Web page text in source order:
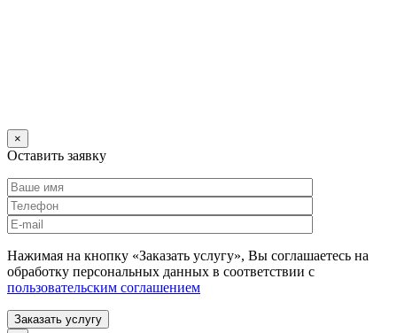
×
Оставить заявку
Нажимая на кнопку «Заказать услугу», Вы соглашаетесь на
обработку персональных данных в соответствии с
пользовательским соглашением
Заказать услугу